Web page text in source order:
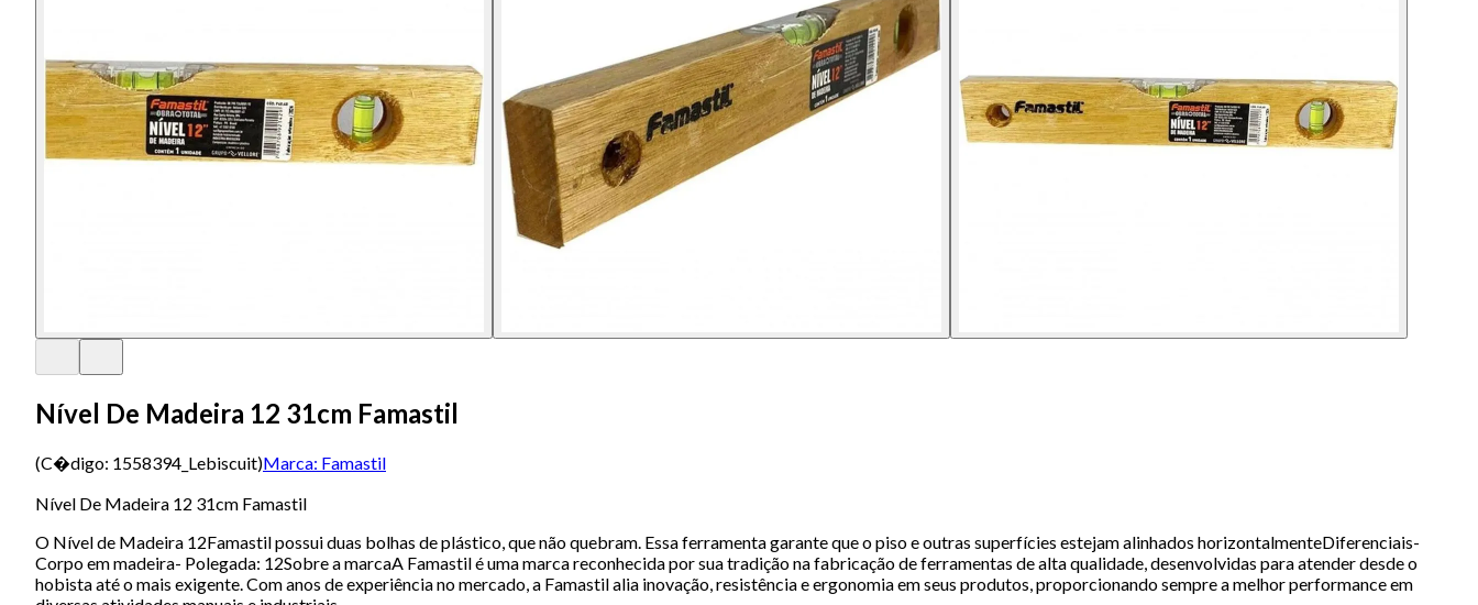
Nível De Madeira 12 31cm Famastil
(C�digo: 1558394_Lebiscuit)Marca: Famastil
Nível De Madeira 12 31cm Famastil
O Nível de Madeira 12Famastil possui duas bolhas de plástico, que não quebram. Essa ferramenta garante que o piso e outras superfícies estejam alinhados horizontalmenteDiferenciais-
Corpo em madeira- Polegada: 12Sobre a marcaA Famastil é uma marca reconhecida por sua tradição na fabricação de ferramentas de alta qualidade, desenvolvidas para atender desde o
hobista até o mais exigente. Com anos de experiência no mercado, a Famastil alia inovação, resistência e ergonomia em seus produtos, proporcionando sempre a melhor performance em